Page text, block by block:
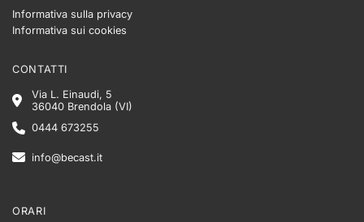
Informativa sulla privacy
Informativa sui cookies
CONTATTI
Via L. Einaudi, 5
36040 Brendola (VI)
0444 673255
info@becast.it
ORARI